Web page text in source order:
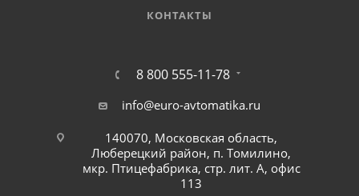
КОНТАКТЫ
8 800 555-11-78
info@euro-avtomatika.ru
140070, Московская область,
Люберецкий район, п. Томилино,
мкр. Птицефабрика, стр. лит. А, офис
113